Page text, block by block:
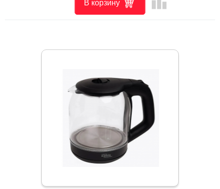
В корзину